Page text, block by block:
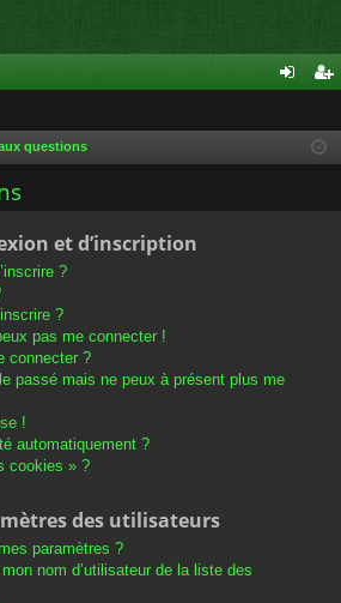
cri
questions
et d’inscription
?
?
pas me connecter !
connecter ?
passé mais ne peux à présent plus me
!
automatiquement ?
cookies » ?
des utilisateurs
paramètres ?
nom d’utilisateur de la liste des